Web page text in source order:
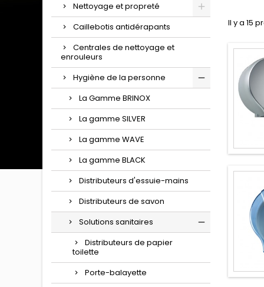
Nettoyage et propreté
Caillebotis antidérapants
Centrales de nettoyage et
enrouleurs
Hygiène de la personne
La Gamme BRINOX
La gamme SILVER
La gamme WAVE
La gamme BLACK
Distributeurs d'essuie-mains
Distributeurs de savon
Solutions sanitaires
Distributeurs de papier
toilette
Porte-balayette
Il y a 15